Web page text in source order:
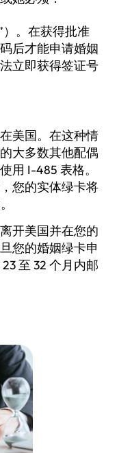
）。在获得批准
后才能申请婚姻
立即获得签证号
美国。在这种情
大多数其他配偶
用 I-485 表格。
您的实体绿卡将
开美国并在您的
您的婚姻绿卡申
至 32 个月内邮